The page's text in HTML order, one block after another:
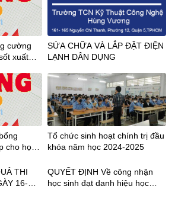
cường
xuất
SỬA CHỮA VÀ LẮP ĐẶT ĐIỆN
LẠNH DÂN DỤNG
cho học
Tổ chức sinh hoạt chính trị đầu
khóa năm học 2024-2025
THI
16-
QUYẾT ĐỊNH Về công nhận
học sinh đạt danh hiệu học